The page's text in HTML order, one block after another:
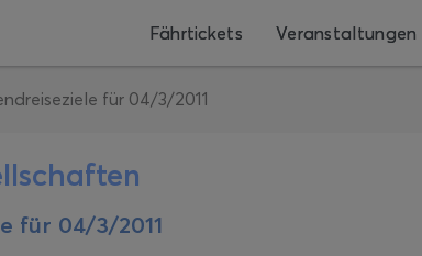
Fährtickets Veranstaltungen
für 04/3/2011
für 04/3/2011